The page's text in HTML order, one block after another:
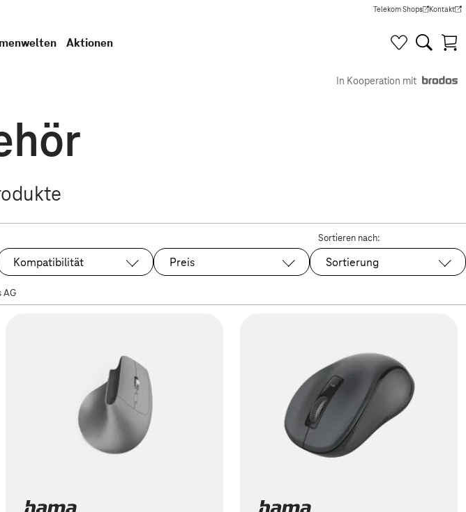
Telekom Shops
(Wird in einem neuen Tab
Kontakt
(Wird in
Aktionen
In Kooperation mit
Kompatibilität Preis
Sortieren nach:
Sortierung
AG